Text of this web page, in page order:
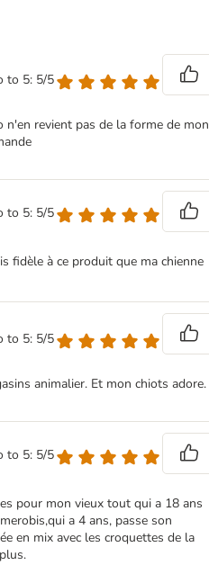
to 5: 5/5
n'en revient pas de la forme de mon
to 5: 5/5
fidèle à ce produit que ma chienne
to 5: 5/5
animalier. Et mon chiots adore.
to 5: 5/5
pour mon vieux tout qui a 18 ans
a 4 ans, passe son
en mix avec les croquettes de la